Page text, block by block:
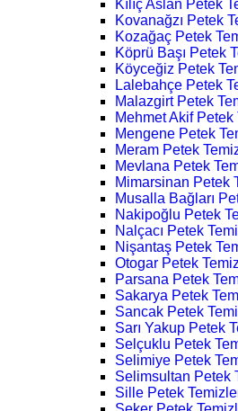
Kılıç Aslan Petek
Kovanağzı Petek
Kozağaç Petek
Köprü Başı Petek
Köyceğiz Petek
Lalebahçe Petek
Malazgirt Petek
Mehmet Akif
Mengene Petek
Meram Petek
Mevlana Petek
Mimarsinan Petek
Musalla Bağları
Nakipoğlu Petek
Nalçacı Petek
Nişantaş Petek
Otogar Petek
Parsana Petek
Sakarya Petek
Sancak Petek
Sarı Yakup Petek
Selçuklu Petek
Selimiye Petek
Selimsultan Petek
Sille Petek